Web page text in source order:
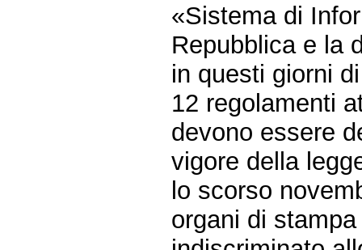
«Sistema di
Repubblica e la
in questi giorni
12 regolamenti
devono essere
vigore della
lo scorso
organi di